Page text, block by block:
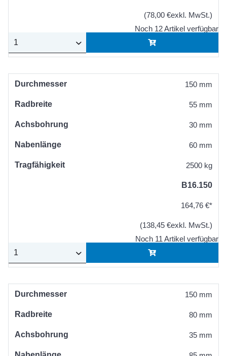
(78,00 €exkl. MwSt.)
Noch 12 Artikel verfügbar
Durchmesser 150 mm
Radbreite 55 mm
Achsbohrung 30 mm
Nabenlänge 60 mm
Tragfähigkeit 2500 kg
B16.150
164,76 €*
(138,45 €exkl. MwSt.)
Noch 11 Artikel verfügbar
Durchmesser 150 mm
Radbreite 80 mm
Achsbohrung 35 mm